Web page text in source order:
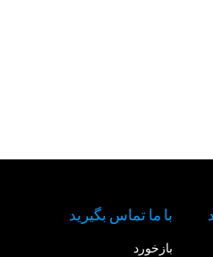
با ما تماس بگیرید
بازخورد